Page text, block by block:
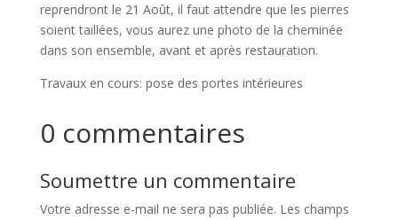
reprendront le 21 Août, il faut attendre que les pierres
soient taillées, vous aurez une photo de la cheminée
dans son ensemble, avant et après restauration.
Travaux en cours: pose des portes intérieures
0 commentaires
Soumettre un commentaire
Votre adresse e-mail ne sera pas publiée. Les champs